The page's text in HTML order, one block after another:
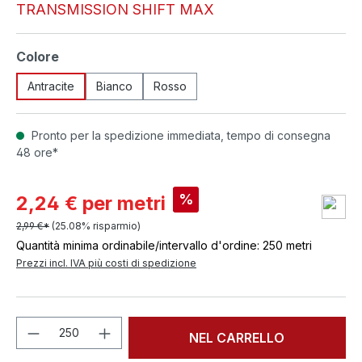
TRANSMISSION SHIFT MAX
Seleziona
Colore
Antracite Bianco Rosso
Pronto per la spedizione immediata, tempo di consegna
48 ore*
2,24 € per metri %
2,99 €* (25.08% risparmio)
Quantità minima ordinabile/intervallo d'ordine: 250 metri
Prezzi incl. IVA più costi di spedizione
Quantità del prodotto: inserisci la
NEL CARRELLO